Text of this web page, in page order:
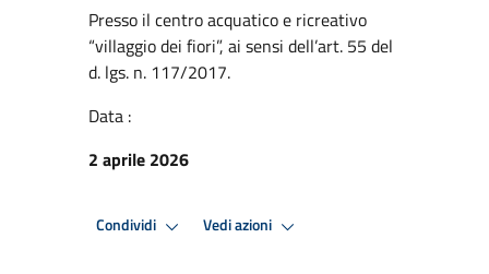
Presso il centro acquatico e ricreativo
“villaggio dei fiori”, ai sensi dell’art. 55 del
d. lgs. n. 117/2017.
Data :
2 aprile 2026
Condividi Vedi azioni